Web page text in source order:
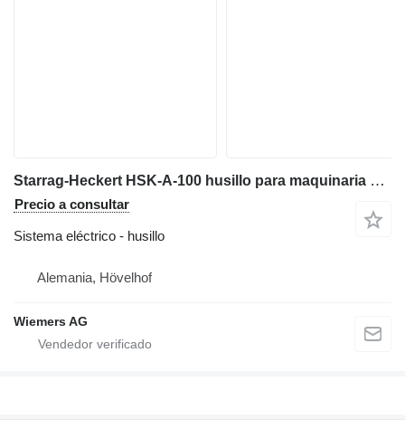
Starrag-Heckert HSK-A-100 husillo para maquinaria para metal
Precio a consultar
Sistema eléctrico - husillo
Alemania, Hövelhof
Wiemers AG